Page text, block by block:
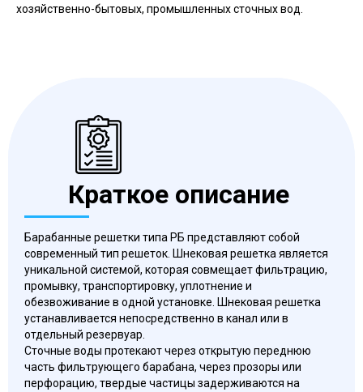
хозяйственно-бытовых, промышленных сточных вод.
Краткое описание
Барабанные решетки типа РБ представляют собой
современный тип решеток. Шнековая решетка является
уникальной системой, которая совмещает фильтрацию,
промывку, транспортировку, уплотнение и
обезвоживание в одной установке. Шнековая решетка
устанавливается непосредственно в канал или в
отдельный резервуар.
Сточные воды протекают через открытую переднюю
часть фильтрующего барабана, через прозоры или
перфорацию, твердые частицы задерживаются на